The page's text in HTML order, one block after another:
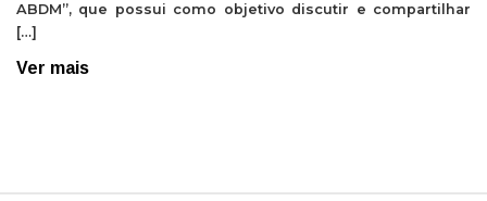
ABDM”, que possui como objetivo discutir e compartilhar
[…]
Ver mais